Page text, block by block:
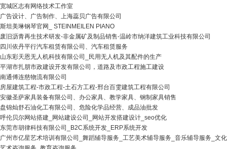
宽城区志有网络技术工作室
广告设计、广告制作、上海蕊贝广告有限公司
斯坦美琳钢琴官网_ STEINMEILEN PIANO
废旧沥青再生技术研发-非金属矿及制品销售-温岭市纳洋建筑工业科技有限公司
四川依丹平行汽车租赁有限公司、汽车租赁服务
山东彩天恩无人机科技有限公司_民用无人机及其配件的生产
平湖市扎朋市政建设开发有限公司，道路及市政工程施工建设
南通傅连慈物流有限公司
房屋建筑工程-市政工程-土石方工程-邢台百雯建筑工程有限公司
安徽圣萨家具装备有限公司、办公家具、教学家具、钢制家具销售
盘锦灿舒石油化工有限公司、危险化学品经营、成品油批发
呼伦贝尔网站搭建_网站建设公司_网站开发搭建设计_seo优化
东莞市胡律科技有限公司_B2C系统开发_ERP系统开发
广州市亿星艺术培训有限公司_舞蹈辅导服务_工艺美术辅导服务_音乐辅导服务_文化